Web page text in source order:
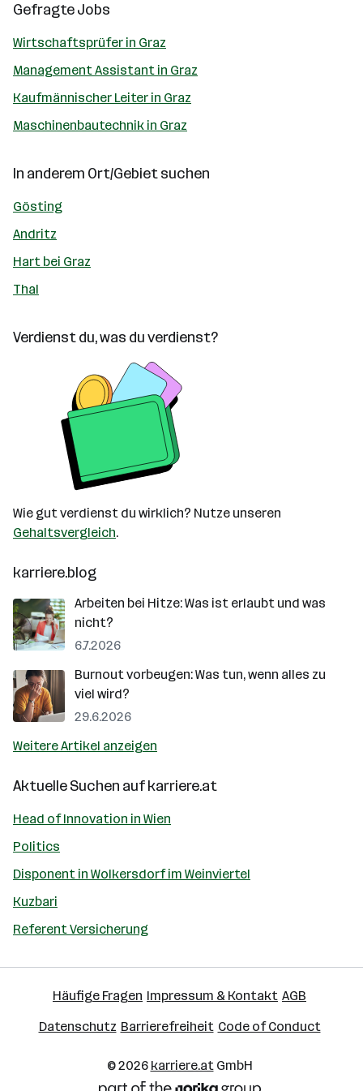
Gefragte Jobs
Wirtschaftsprüfer in Graz
Management Assistant in Graz
Kaufmännischer Leiter in Graz
Maschinenbautechnik in Graz
In anderem Ort/Gebiet suchen
Gösting
Andritz
Hart bei Graz
Thal
Verdienst du, was du verdienst?
Wie gut verdienst du wirklich? Nutze unseren
Gehaltsvergleich.
karriere.blog
Arbeiten bei Hitze: Was ist erlaubt und was
nicht?
6.7.2026
Burnout vorbeugen: Was tun, wenn alles zu
viel wird?
29.6.2026
Weitere Artikel anzeigen
Aktuelle Suchen aufkarriere.at
Head of Innovation in Wien
Politics
Disponent in Wolkersdorf im Weinviertel
Kuzbari
Referent Versicherung
Häufige Fragen Impressum & Kontakt AGB
Datenschutz Barrierefreiheit Code of Conduct
© 2026 karriere.atGmbH